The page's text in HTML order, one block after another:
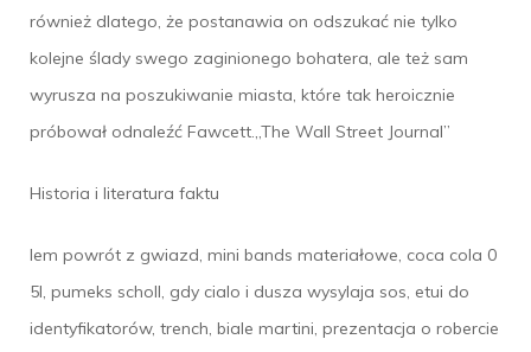
również dlatego, że postanawia on odszukać nie tylko
kolejne ślady swego zaginionego bohatera, ale też sam
wyrusza na poszukiwanie miasta, które tak heroicznie
próbował odnaleźć Fawcett.„The Wall Street Journal”
Historia i literatura faktu
lem powrót z gwiazd, mini bands materiałowe, coca cola 0
5l, pumeks scholl, gdy cialo i dusza wysylaja sos, etui do
identyfikatorów, trench, biale martini, prezentacja o robercie